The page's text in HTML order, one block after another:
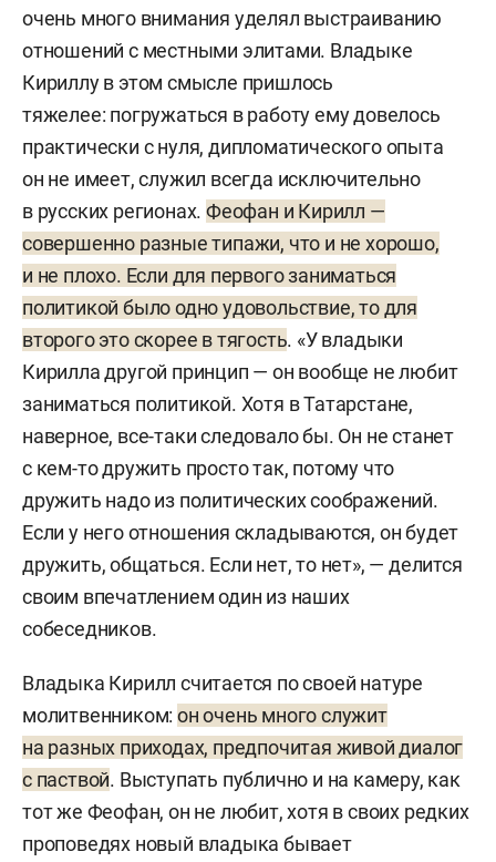
очень много внимания уделял выстраиванию
отношений с местными элитами. Владыке
Кириллу в этом смысле пришлось
тяжелее: погружаться в работу ему довелось
практически с нуля, дипломатического опыта
он не имеет, служил всегда исключительно
в русских регионах.Феофан и Кирилл —
совершенно разные типажи, что и не хорошо,
и не плохо. Если для первого заниматься
политикой было одно удовольствие, то для
второго это скорее в тягость. «У владыки
Кирилла другой принцип — он вообще не любит
заниматься политикой. Хотя в Татарстане,
наверное, все-таки следовало бы. Он не станет
с кем-то дружить просто так, потому что
дружить надо из политических соображений.
Если у него отношения складываются, он будет
дружить, общаться. Если нет, то нет», — делится
своим впечатлением один из наших
собеседников.
Владыка Кирилл считается по своей натуре
молитвенником:он очень много служит
на разных приходах, предпочитая живой диалог
с паствой. Выступать публично и на камеру, как
тот же Феофан, он не любит, хотя в своих редких
проповедях новый владыка бывает